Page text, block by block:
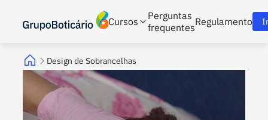
Cursos
Perguntas
frequentesRegulamento
Design de Sobrancelhas